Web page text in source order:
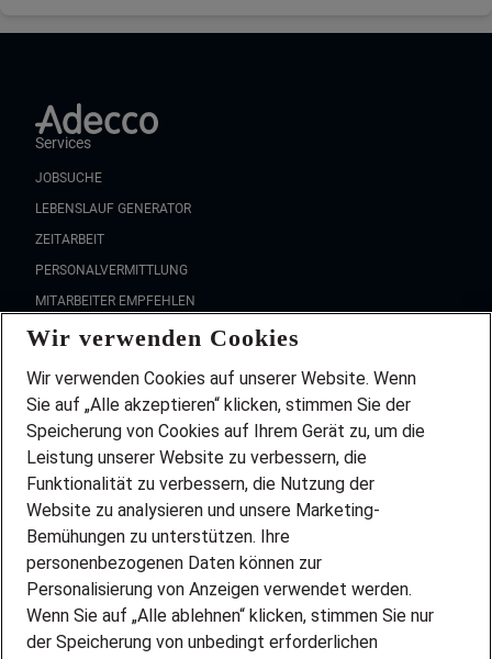
Services
JOBSUCHE
LEBENSLAUF GENERATOR
ZEITARBEIT
PERSONALVERMITTLUNG
MITARBEITER EMPFEHLEN
FAQ
Wir stellen ein!
DEINE BERUFSGRUPPE
DEINE LEBENSSITUATION
PARTNERSHIP WITH AIRBUS
INITIATIV BEWERBEN
ÜBER UNS
STANDORTE
BLOG
PRESSE
Wir verwenden Cookies
Wir verwenden Cookies auf unserer Website. Wenn
Sie auf „Alle akzeptieren“ klicken, stimmen Sie der
Speicherung von Cookies auf Ihrem Gerät zu, um die
Leistung unserer Website zu verbessern, die
Funktionalität zu verbessern, die Nutzung der
Website zu analysieren und unsere Marketing-
Bemühungen zu unterstützen. Ihre
personenbezogenen Daten können zur
Personalisierung von Anzeigen verwendet werden.
Wenn Sie auf „Alle ablehnen“ klicken, stimmen Sie nur
der Speicherung von unbedingt erforderlichen